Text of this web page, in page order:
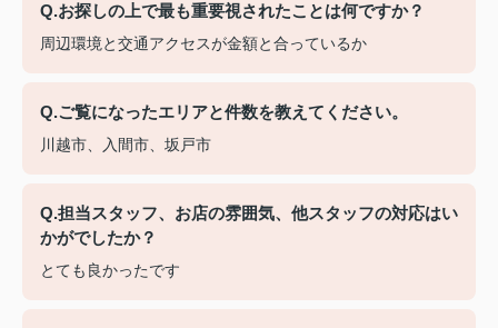
Q.お探しの上で最も重要視されたことは何ですか？
周辺環境と交通アクセスが金額と合っているか
Q.ご覧になったエリアと件数を教えてください。
川越市、入間市、坂戸市
Q.担当スタッフ、お店の雰囲気、他スタッフの対応はい
かがでしたか？
とても良かったです